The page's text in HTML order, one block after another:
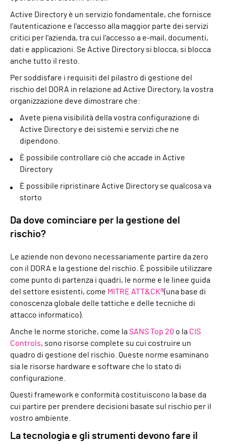
Active Directory è un servizio fondamentale, che fornisce
l'autenticazione e l'accesso alla maggior parte dei servizi
critici per l'azienda, tra cui l'accesso a e-mail, documenti,
dati e applicazioni. Se Active Directory si blocca, si blocca
anche tutto il resto.
Per soddisfare i requisiti del pilastro di gestione del
rischio del DORA in relazione ad Active Directory, la vostra
organizzazione deve dimostrare che:
Avete piena visibilità della vostra configurazione di
Active Directory e dei sistemi e servizi che ne
dipendono.
È possibile controllare ciò che accade in Active
Directory
È possibile ripristinare Active Directory se qualcosa va
storto
Da dove cominciare per la gestione del
rischio?
Le aziende non devono necessariamente partire da zero
con il DORA e la gestione del rischio. È possibile utilizzare
come punto di partenza i quadri, le norme e le linee guida
del settore esistenti, come MITRE ATT&CK®(una base di
conoscenza globale delle tattiche e delle tecniche di
attacco informatico).
Anche le norme storiche, come laSANS Top 20 o la CIS
Controls, sono risorse complete su cui costruire un
quadro di gestione del rischio. Queste norme esaminano
sia le risorse hardware e software che lo stato di
configurazione.
Questi framework e conformità costituiscono la base da
cui partire per prendere decisioni basate sul rischio per il
vostro ambiente.
La tecnologia e gli strumenti devono fare il